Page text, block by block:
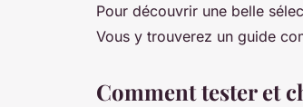
Pour découvrir une belle
Vous y trouverez un guide
Comment tester et